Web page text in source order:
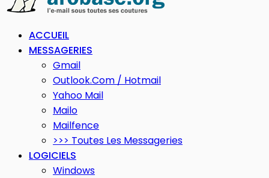
ACCUEIL
MESSAGERIES
Gmail
Outlook.com / Hotmail
Yahoo Mail
Mailo
Mailfence
>>> Toutes Les Messageries
LOGICIELS
Windows